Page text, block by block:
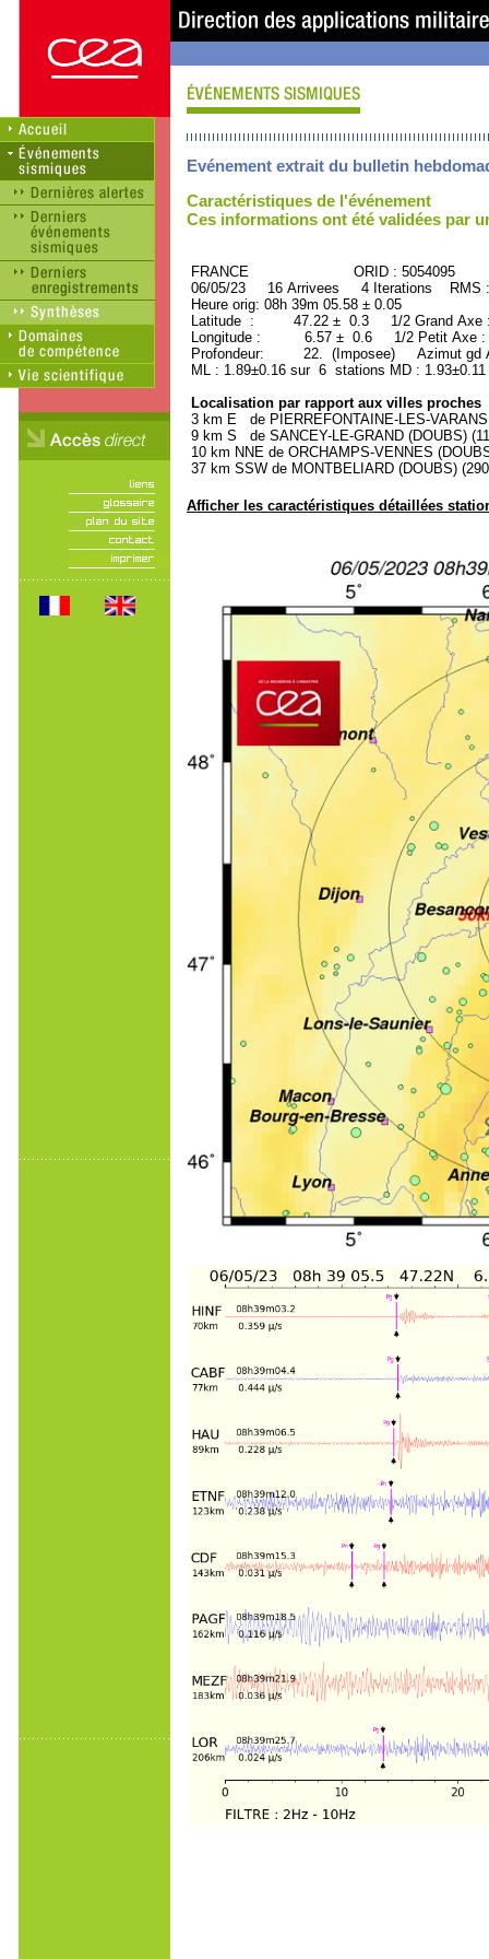
Evénement extrait du bulletin
Caractéristiques de l'événement
Ces informations ont été validées par
FRANCE ORID : 5054095
06/05/23 16 Arrivees 4 Iterations RMS
Heure orig: 08h 39m 05.58 ± 0.05
Latitude : 47.22 ± 0.3 1/2 Grand
Longitude : 6.57 ± 0.6 1/2 Petit Axe
Profondeur: 22. (Imposee) Azimut gd
ML : 1.89±0.16 sur 6 stations MD :
Localisation par rapport aux villes proches
3 km E de PIERREFONTAINE-LES-
9 km S de SANCEY-LE-GRAND (DOUBS)
10 km NNE de ORCHAMPS-VENNES
37 km SSW de MONTBELIARD (DOUBS)
Afficher les caractéristiques détaillées